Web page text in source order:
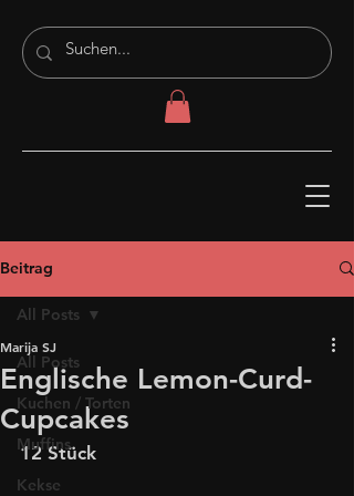
Beitrag
All Posts
Kuchen / Torten
Muffins
Kekse
All Posts
Englische Lemon-Curd-
Cupcakes
Marija SJ
12 Stück